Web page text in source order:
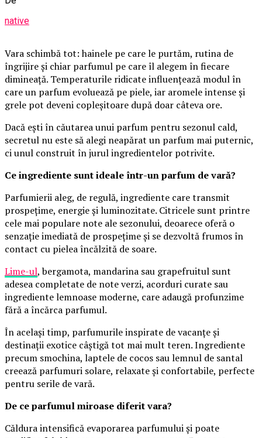
native
Vara schimbă tot: hainele pe care le purtăm, rutina de
îngrijire și chiar parfumul pe care îl alegem în fiecare
dimineață. Temperaturile ridicate influențează modul în
care un parfum evoluează pe piele, iar aromele intense și
grele pot deveni copleșitoare după doar câteva ore.
Dacă ești în căutarea unui parfum pentru sezonul cald,
secretul nu este să alegi neapărat un parfum mai puternic,
ci unul construit în jurul ingredientelor potrivite.
Ce ingrediente sunt ideale într-un parfum de vară?
Parfumierii aleg, de regulă, ingrediente care transmit
prospețime, energie și luminozitate. Citricele sunt printre
cele mai populare note ale sezonului, deoarece oferă o
senzație imediată de prospețime și se dezvoltă frumos în
contact cu pielea încălzită de soare.
Lime-ul, bergamota, mandarina sau grapefruitul sunt
adesea completate de note verzi, acorduri curate sau
ingrediente lemnoase moderne, care adaugă profunzime
fără a încărca parfumul.
În același timp, parfumurile inspirate de vacanțe și
destinații exotice câștigă tot mai mult teren. Ingrediente
precum smochina, laptele de cocos sau lemnul de santal
creează parfumuri solare, relaxate și confortabile, perfecte
pentru serile de vară.
De ce parfumul miroase diferit vara?
Căldura intensifică evaporarea parfumului și poate